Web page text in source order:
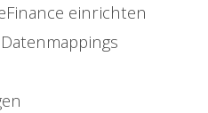
einrichten